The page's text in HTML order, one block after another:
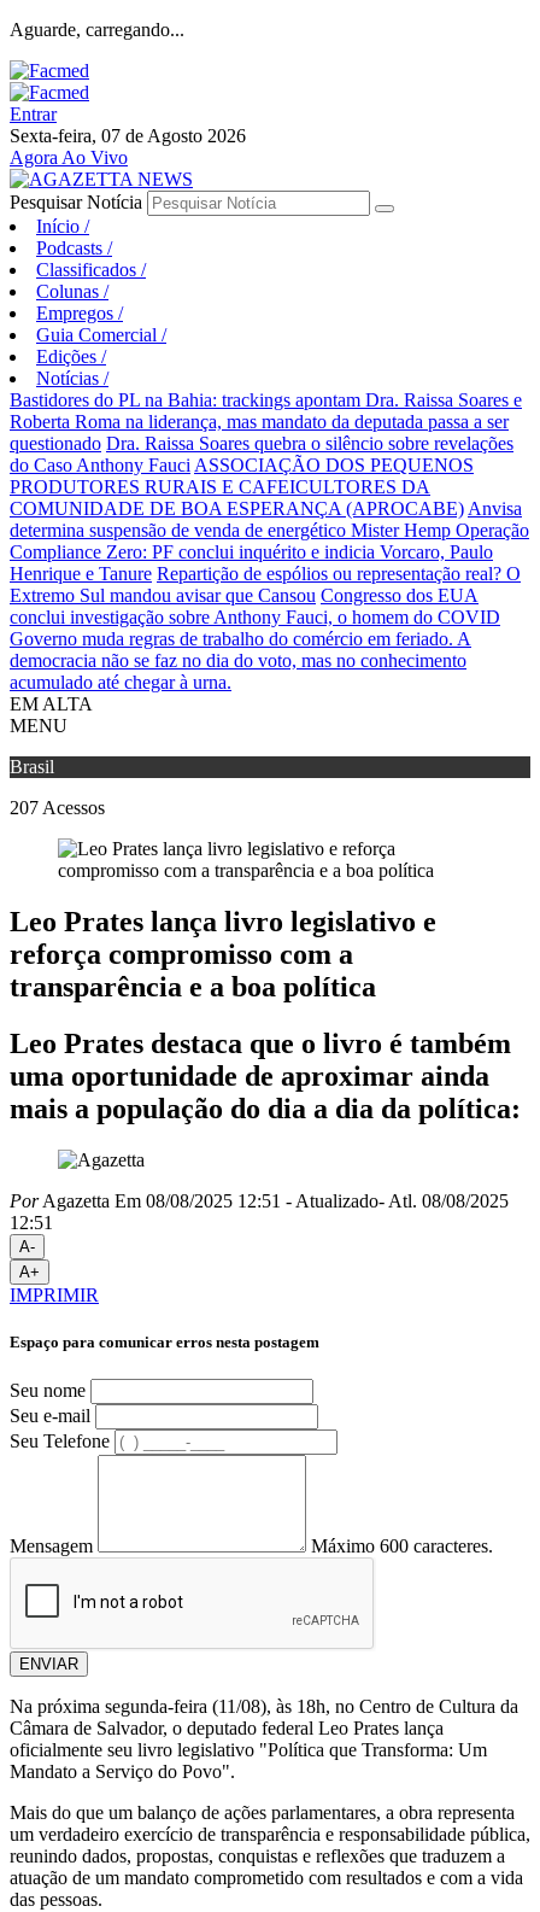
Aguarde, carregando...
Entrar
Sexta-feira, 07 de Agosto 2026
Agora Ao Vivo
Pesquisar Notícia
Início /
Podcasts /
Classificados /
Colunas /
Empregos /
Guia Comercial /
Edições /
Notícias /
Bastidores do PL na Bahia: trackings apontam Dra. Raissa Soares e
Roberta Roma na liderança, mas mandato da deputada passa a ser
questionado Dra. Raissa Soares quebra o silêncio sobre revelações
do Caso Anthony Fauci ASSOCIAÇÃO DOS PEQUENOS
PRODUTORES RURAIS E CAFEICULTORES DA
COMUNIDADE DE BOA ESPERANÇA (APROCABE) Anvisa
determina suspensão de venda de energético Mister Hemp Operação
Compliance Zero: PF conclui inquérito e indicia Vorcaro, Paulo
Henrique e Tanure Repartição de espólios ou representação real? O
Extremo Sul mandou avisar que Cansou Congresso dos EUA
conclui investigação sobre Anthony Fauci, o homem do COVID
Governo muda regras de trabalho do comércio em feriado. A
democracia não se faz no dia do voto, mas no conhecimento
acumulado até chegar à urna.
EM ALTA
MENU
Brasil
207 Acessos
Leo Prates lança livro legislativo e
reforça compromisso com a
transparência e a boa política
Leo Prates destaca que o livro é também
uma oportunidade de aproximar ainda
mais a população do dia a dia da política:
PorAgazetta Em 08/08/2025 12:51 - Atualizado- Atl. 08/08/2025
12:51
A-
A+
IMPRIMIR
Espaço para comunicar erros nesta postagem
Seu nome
Seu e-mail
Seu Telefone
Mensagem Máximo 600 caracteres.
ENVIAR
Na próxima segunda-feira (11/08), às 18h, no Centro de Cultura da
Câmara de Salvador, o deputado federal Leo Prates lança
oficialmente seu livro legislativo "Política que Transforma: Um
Mandato a Serviço do Povo".
Mais do que um balanço de ações parlamentares, a obra representa
um verdadeiro exercício de transparência e responsabilidade pública,
reunindo dados, propostas, conquistas e reflexões que traduzem a
atuação de um mandato comprometido com resultados e com a vida
das pessoas.